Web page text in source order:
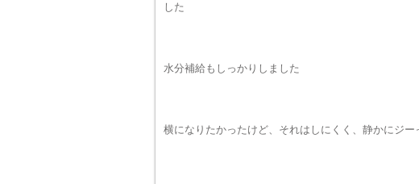
した
水分補給もしっかりしました
横になりたかったけど、それはしにくく、静かにジー